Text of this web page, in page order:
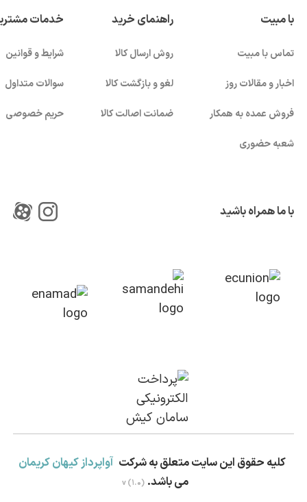
با مبیت
تماس با مبیت
اخبار و مقالات روز
فروش عمده به همکار
شعبه حضوری
راهنمای خرید
روش ارسال کالا
لغو و بازگشت کالا
ضمانت اصالت کالا
خدمات
شرایط و قوانین
سوالات متداول
حریم خصوصی
با ما همراه باشید
کلیه حقوق این سایت متعلق به شرکت آواپرداز کیهان کریمان
می باشد. v (1.0)بستن!